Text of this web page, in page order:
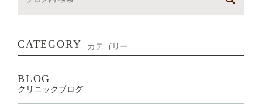
CATEGORY カテゴリー
BLOG
クリニックブログ